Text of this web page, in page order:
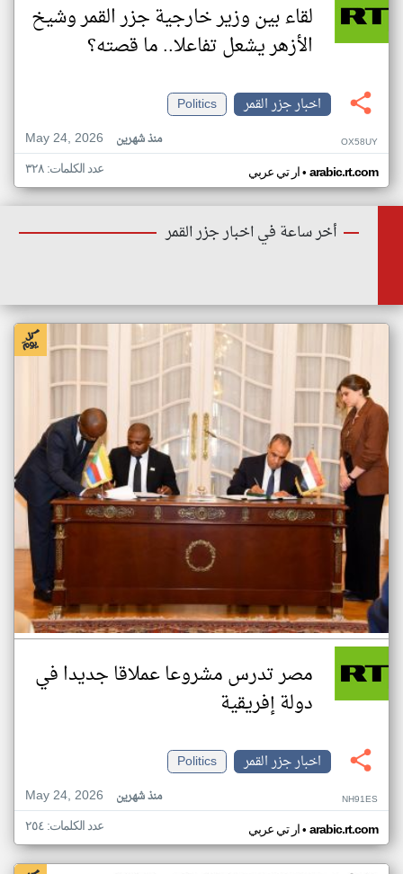
لقاء بين وزير خارجية جزر القمر وشيخ
الأزهر يشعل تفاعلا.. ما قصته؟
اخبار جزر القمر
Politics
May 24, 2026
منذ شهرين OX58UY
ار تي عربي• arabic.rt.com عدد الكلمات: ٣٢٨
أخر ساعة في اخبار جزر القمر
مصر تدرس مشروعا عملاقا جديدا في
دولة إفريقية
اخبار جزر القمر
Politics
May 24, 2026
منذ شهرين NH91ES
ار تي عربي• arabic.rt.com عدد الكلمات: ٢٥٤